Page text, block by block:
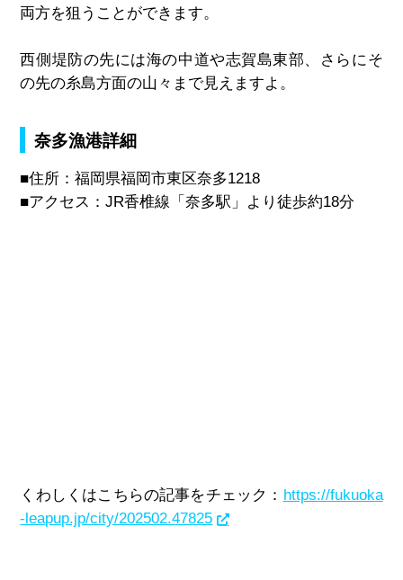
両方を狙うことができます。
西側堤防の先には海の中道や志賀島東部、さらにそ
の先の糸島方面の山々まで見えますよ。
奈多漁港詳細
■住所：福岡県福岡市東区奈多1218
■アクセス：JR香椎線「奈多駅」より徒歩約18分
くわしくはこちらの記事をチェック： https://fukuoka
-leapup.jp/city/202502.47825